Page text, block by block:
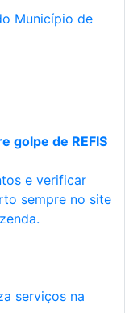
Município de
golpe de REFIS
e verificar
sempre no site
serviços na